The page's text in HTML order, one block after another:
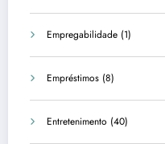
Empregabilidade (1)
Empréstimos (8)
Entretenimento (40)